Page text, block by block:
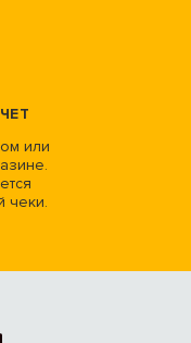
или
чеки.